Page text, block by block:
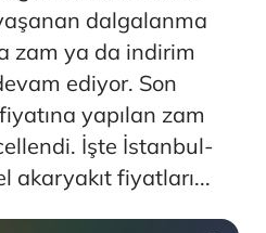
dalgalanma
zam ya da indirim
ediyor. Son
yapılan zam
İşte İstanbul-
akaryakıt fiyatları...